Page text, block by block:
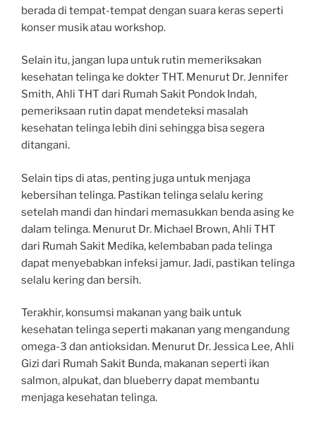
berada di tempat-tempat dengan suara keras seperti
konser musik atau workshop.
Selain itu, jangan lupa untuk rutin memeriksakan
kesehatan telinga ke dokter THT. Menurut Dr. Jennifer
Smith, Ahli THT dari Rumah Sakit Pondok Indah,
pemeriksaan rutin dapat mendeteksi masalah
kesehatan telinga lebih dini sehingga bisa segera
ditangani.
Selain tips di atas, penting juga untuk menjaga
kebersihan telinga. Pastikan telinga selalu kering
setelah mandi dan hindari memasukkan benda asing ke
dalam telinga. Menurut Dr. Michael Brown, Ahli THT
dari Rumah Sakit Medika, kelembaban pada telinga
dapat menyebabkan infeksi jamur. Jadi, pastikan telinga
selalu kering dan bersih.
Terakhir, konsumsi makanan yang baik untuk
kesehatan telinga seperti makanan yang mengandung
omega-3 dan antioksidan. Menurut Dr. Jessica Lee, Ahli
Gizi dari Rumah Sakit Bunda, makanan seperti ikan
salmon, alpukat, dan blueberry dapat membantu
menjaga kesehatan telinga.